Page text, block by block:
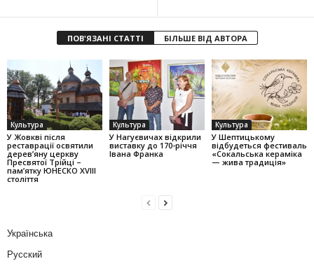
ПОВ'ЯЗАНІ СТАТТІ БІЛЬШЕ ВІД АВТОРА
Культура
У Жовкві після
реставрації освятили
дерев’яну церкву
Пресвятої Трійці –
пам’ятку ЮНЕСКО XVIII
століття
Культура
У Нагуєвичах відкрили
виставку до 170-річчя
Івана Франка
Культура
У Шептицькому
відбудеться фестиваль
«Сокальська кераміка
— жива традиція»
Українська
Русский